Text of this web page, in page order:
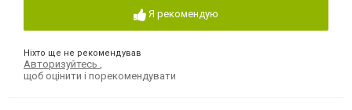
Я рекомендую
Ніхто ще не рекомендував
Авторизуйтесь
щоб оцінити і порекомендувати